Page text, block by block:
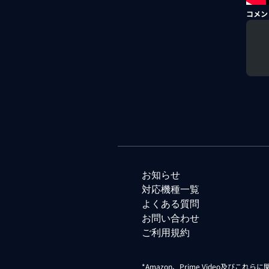
コメ
お知らせ
対応機種一覧
よくある質問
お問い合わせ
ご利用規約
*Amazon、Prime Video及びこれらに